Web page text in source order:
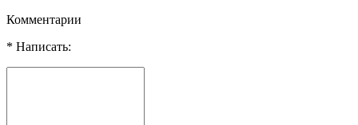
Комментарии
* Написать: